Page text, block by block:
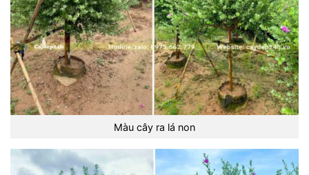
Màu cây ra lá non